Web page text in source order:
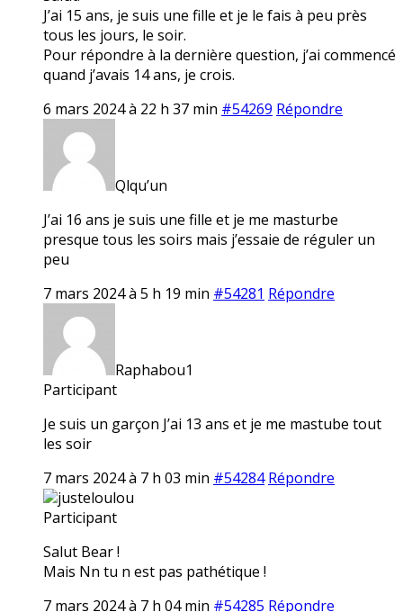
J’ai 15 ans, je suis une fille et je le fais à peu près
tous les jours, le soir.
Pour répondre à la dernière question, j’ai commencé
quand j’avais 14 ans, je crois.
6 mars 2024 à 22 h 37 min #54269 Répondre
Qlqu’un
J’ai 16 ans je suis une fille et je me masturbe
presque tous les soirs mais j’essaie de réguler un
peu
7 mars 2024 à 5 h 19 min #54281 Répondre
Raphabou1
Participant
Je suis un garçon J’ai 13 ans et je me mastube tout
les soir
7 mars 2024 à 7 h 03 min #54284 Répondre
justeloulou
Participant
Salut Bear !
Mais Nn tu n est pas pathétique !
7 mars 2024 à 7 h 04 min #54285 Répondre